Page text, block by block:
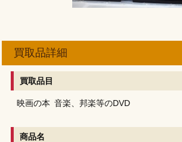
買取品詳細
買取品目
映画の本 音楽、邦楽等のDVD
商品名